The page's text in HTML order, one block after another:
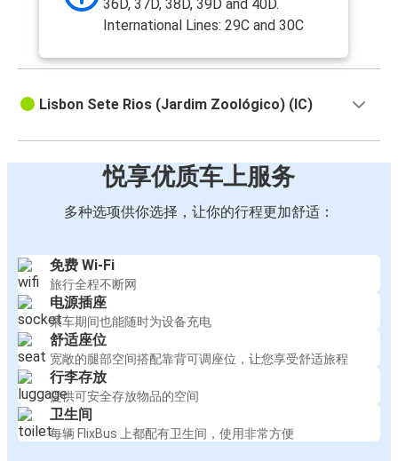
36D, 37D, 38D, 39D and 40D.
International Lines: 29C and 30C
Lisbon Sete Rios (Jardim Zoológico) (IC)
悦享优质车上服务
多种选项供你选择，让你的行程更加舒适：
免费 Wi-Fi
旅行全程不断网
电源插座
乘车期间也能随时为设备充电
舒适座位
宽敞的腿部空间搭配靠背可调座位，让您享受舒适旅程
行李存放
提供可安全存放物品的空间
卫生间
每辆 FlixBus 上都配有卫生间，使用非常方便